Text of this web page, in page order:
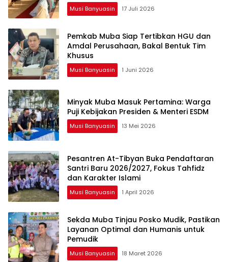
Musi Banyuasin 17 Juli 2026
Pemkab Muba Siap Tertibkan HGU dan
Amdal Perusahaan, Bakal Bentuk Tim
Khusus
Musi Banyuasin 1 Juni 2026
Minyak Muba Masuk Pertamina: Warga
Puji Kebijakan Presiden & Menteri ESDM
Musi Banyuasin 13 Mei 2026
Pesantren At-Tibyan Buka Pendaftaran
Santri Baru 2026/2027, Fokus Tahfidz
dan Karakter Islami
Musi Banyuasin 1 April 2026
Sekda Muba Tinjau Posko Mudik, Pastikan
Layanan Optimal dan Humanis untuk
Pemudik
Musi Banyuasin 18 Maret 2026